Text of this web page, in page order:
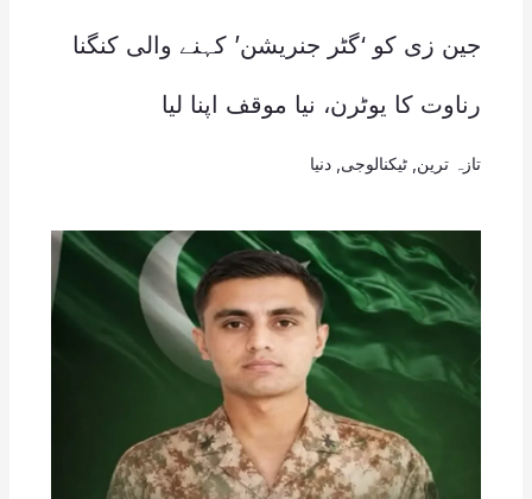
جین زی کو ‘گٹر جنریشن’ کہنے والی کنگنا
رناوت کا یوٹرن، نیا موقف اپنا لیا
تازہ ترین ٹیکنالوجی دنیا